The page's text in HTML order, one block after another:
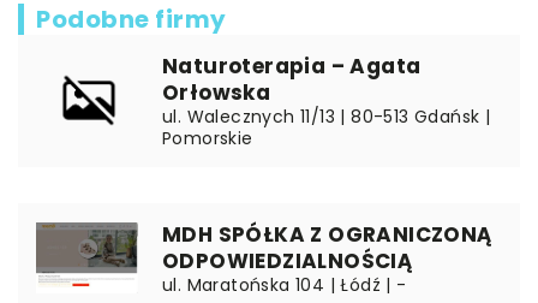
Podobne firmy
Naturoterapia – Agata
Orłowska
ul. Walecznych 11/13 | 80-513 Gdańsk |
Pomorskie
MDH SPÓŁKA Z OGRANICZONĄ
ODPOWIEDZIALNOŚCIĄ
ul. Maratońska 104 | Łódź | -